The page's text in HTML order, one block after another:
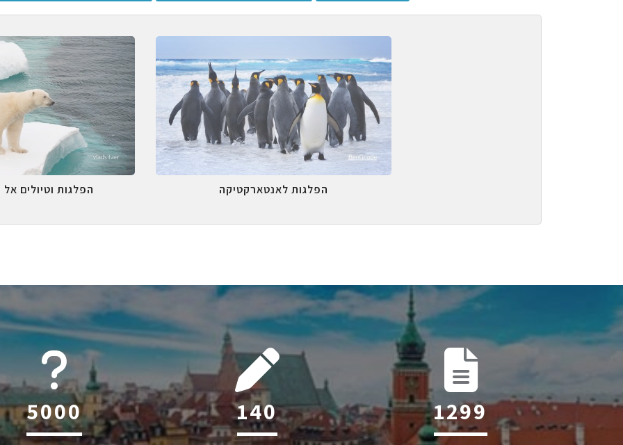
הפלגות לאנטארקטיקה הפלגות וטיולים
6045 214 1993